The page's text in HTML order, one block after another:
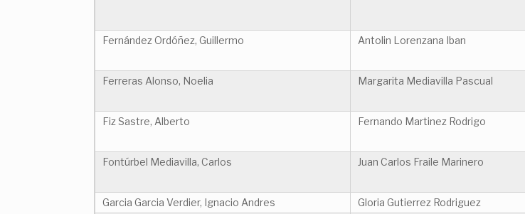
Fernández Ordóñez, Guillermo
Antolin Lorenzana Iban
Ferreras Alonso, Noelia
Margarita Mediavilla Pascual
Fiz Sastre, Alberto
Fernando Martinez Rodrigo
Fontúrbel Mediavilla, Carlos
Juan Carlos Fraile Marinero
Garcia Garcia Verdier, Ignacio Andres
Gloria Gutierrez Rodriguez